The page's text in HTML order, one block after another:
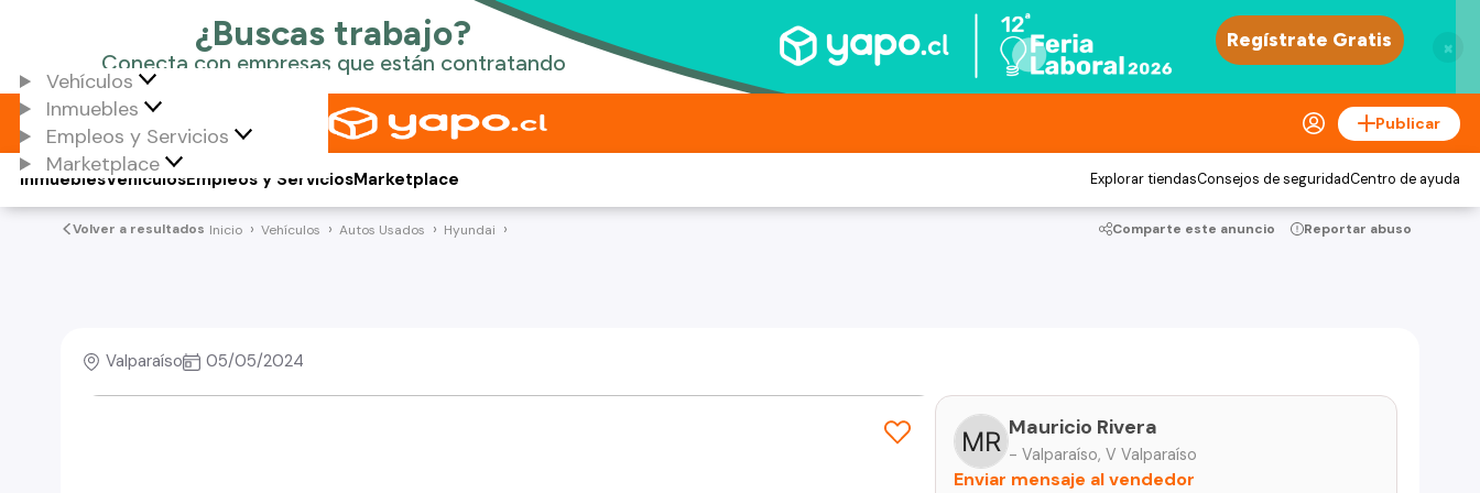
×
Vehículos
Inmuebles
Empleos y Servicios
Marketplace
Publicar
Vehículos
Inmuebles Empleos y ServiciosMarketplace Explorar tiendasConsejos de seguridadCentro de ayuda
Volver a resultados Inicio Vehículos Autos Usados Hyundai Comparte este anuncio Reportar abuso
Valparaíso 05/05/2024
Mauricio Rivera
- Valparaíso, V Valparaíso
Enviar mensaje al vendedor